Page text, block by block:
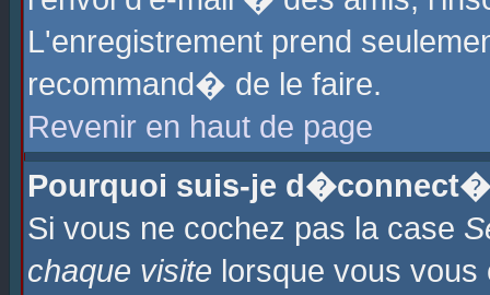
L'enregistrement prend
recommand� de le faire.
Revenir en haut de page
Pourquoi suis-je
Si vous ne cochez pas la case
chaque visite lorsque vous